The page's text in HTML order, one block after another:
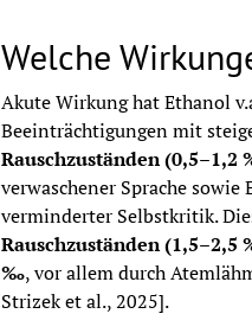
Welche
Akute Wirkung hat Ethanol
Beeinträchtigungen mit
Rauschzuständen
verwaschener Sprache
verminderter Selbstkritik.
Rauschzuständen
‰, vor allem durch
Strizek et al., 2025].